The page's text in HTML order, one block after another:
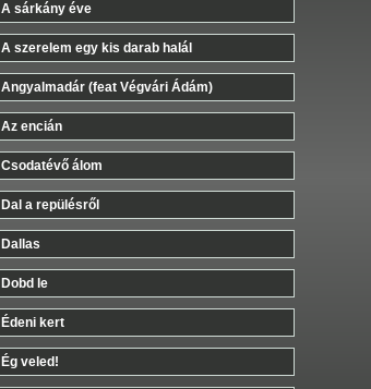
A sárkány éve
A szerelem egy kis darab halál
Angyalmadár (feat Végvári Ádám)
Az encián
Csodatévő álom
Dal a repülésről
Dallas
Dobd le
Édeni kert
Ég veled!